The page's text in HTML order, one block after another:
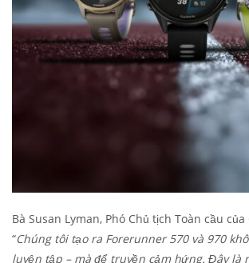
Bà Susan Lyman, Phó Chủ tịch Toàn cầu
“Chúng tôi tạo ra Forerunner 570 và 970
luyện tập – mà để truyền cảm hứng. Đây là